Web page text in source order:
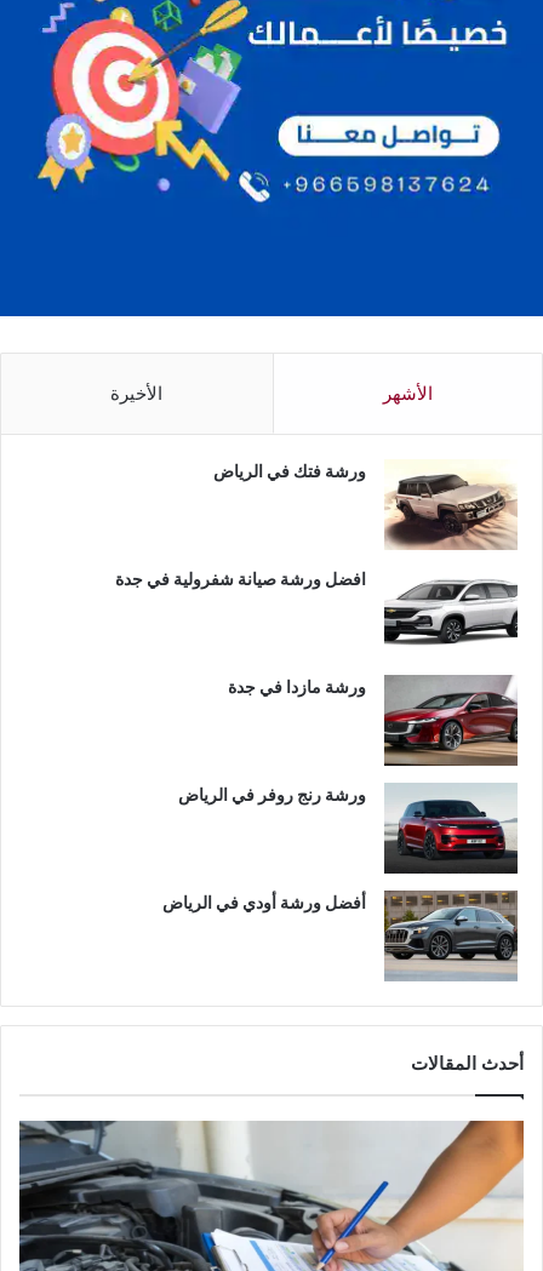
الأشهر الأخيرة
ورشة فتك في الرياض
افضل ورشة صيانة شفرولية في جدة
ورشة مازدا في جدة
ورشة رنج روفر في الرياض
أفضل ورشة أودي في الرياض
أحدث المقالات